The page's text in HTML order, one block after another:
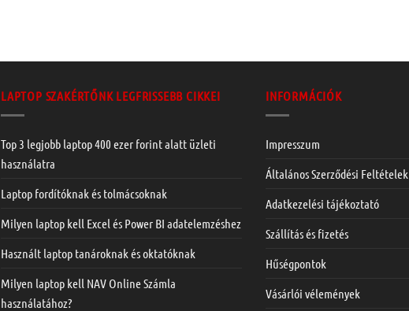
LAPTOP SZAKÉRTŐNK LEGFRISSEBB CIKKEI
Top 3 legjobb laptop 400 ezer forint alatt üzleti
használatra
Laptop fordítóknak és tolmácsoknak
Milyen laptop kell Excel és Power BI adatelemzéshez
Használt laptop tanároknak és oktatóknak
Milyen laptop kell NAV Online Számla
használatához?
INFORMÁCIÓK
Impresszum
Általános Szerződési Feltételek
Adatkezelési tájékoztató
Szállítás és fizetés
Hűségpontok
Vásárlói vélemények